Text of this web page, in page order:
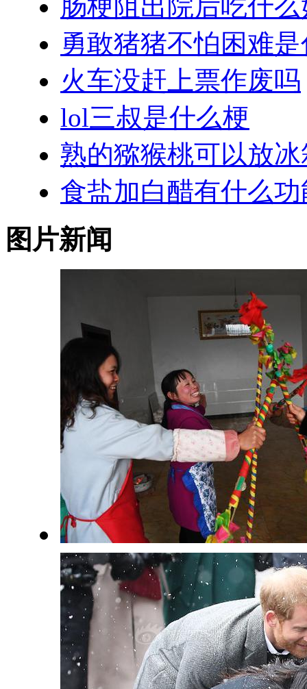
肠梗阻出院后吃什么
勇敢猪猪不怕困难
火车没赶上票作废吗
lol三叔是什么梗
熟的猕猴桃可以放
食盐加白醋有什么功
图片新闻